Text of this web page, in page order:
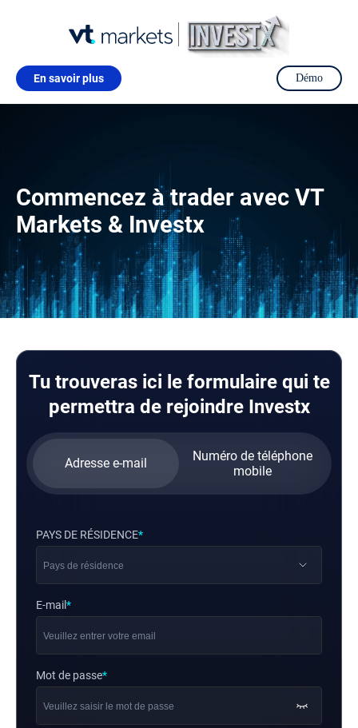
En savoir plus Démo
Commencez à trader avec VT
Markets & Investx
Tu trouveras ici le formulaire qui te
permettra de rejoindre Investx
Adresse e-mail
Numéro de téléphone
mobile
PAYS DE RÉSIDENCE*
E-mail*
Mot de passe*